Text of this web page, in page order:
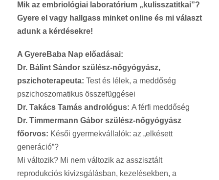
Mik az embriológiai laboratórium „kulisszatitkai”?
Gyere el vagy hallgass minket online és mi választ
adunk a kérdésekre!
A GyereBaba Nap előadásai:
Dr. Bálint Sándor szülész-nőgyógyász,
pszichoterapeuta: Test és lélek, a meddőség
pszichoszomatikus összefüggései
Dr. Takács Tamás andrológus: A férfi meddőség
Dr. Timmermann Gábor szülész-nőgyógyász
főorvos: Késői gyermekvállalók: az „elkésett
generáció”?
Mi változik? Mi nem változik az asszisztált
reprodukciós kivizsgálásban, kezelésekben, a